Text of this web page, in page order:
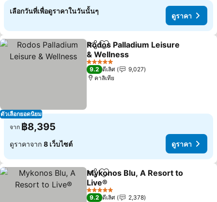
เลือกวันที่เพื่อดูราคาในวันนั้นๆ
ดูราคา
ตัวเลือกยอดนิยม
แชร์ เพิ่มในรายการโปรด
Rodos Palladium Leisure
& Wellness
ดูราคา
5 ดาว
9.2 ดีเลิศ
9,027
คาลิเทีย
จาก ฿8,395
ดูราคาจาก 8 เว็บไซต์ ดูราคา
แชร์ เพิ่มในรายการโปรด
Mykonos Blu, A Resort to
Live®
ดูราคา
5 ดาว
9.2 ดีเลิศ
2,378